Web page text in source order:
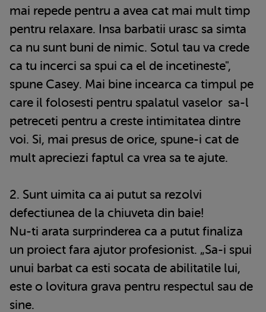
mai repede pentru a avea cat mai mult timp
pentru relaxare. Insa barbatii urasc sa simta
ca nu sunt buni de nimic. Sotul tau va crede
ca tu incerci sa spui ca el de incetineste",
spune Casey. Mai bine incearca ca timpul pe
care il folosesti pentru spalatul vaselor sa-l
petreceti pentru a creste intimitatea dintre
voi. Si, mai presus de orice, spune-i cat de
mult apreciezi faptul ca vrea sa te ajute.
2. Sunt uimita ca ai putut sa rezolvi
defectiunea de la chiuveta din baie!
Nu-ti arata surprinderea ca a putut finaliza
un proiect fara ajutor profesionist. „Sa-i spui
unui barbat ca esti socata de abilitatile lui,
este o lovitura grava pentru respectul sau de
sine.